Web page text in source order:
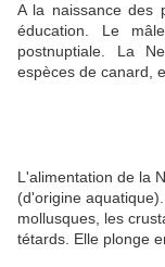
A la naissance des
éducation. Le
postnuptiale. La
espèces de canard,
L'alimentation de la
(d'origine
mollusques, les
tétards. Elle plonge